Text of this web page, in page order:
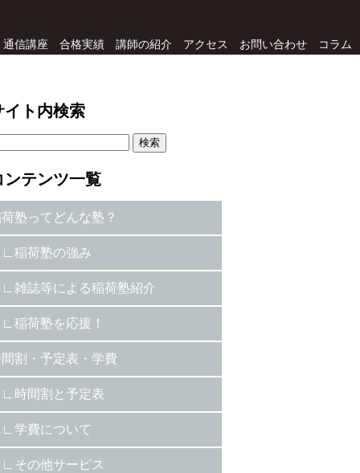
通信講座 合格実績 講師の紹介 アクセス お問い合わせ コラム
イト内検索
ンテンツ一覧
塾ってどんな塾？
稲荷塾の強み
雑誌等による稲荷塾紹介
稲荷塾を応援！
間割・予定表・学費
時間割と予定表
学費について
その他サービス